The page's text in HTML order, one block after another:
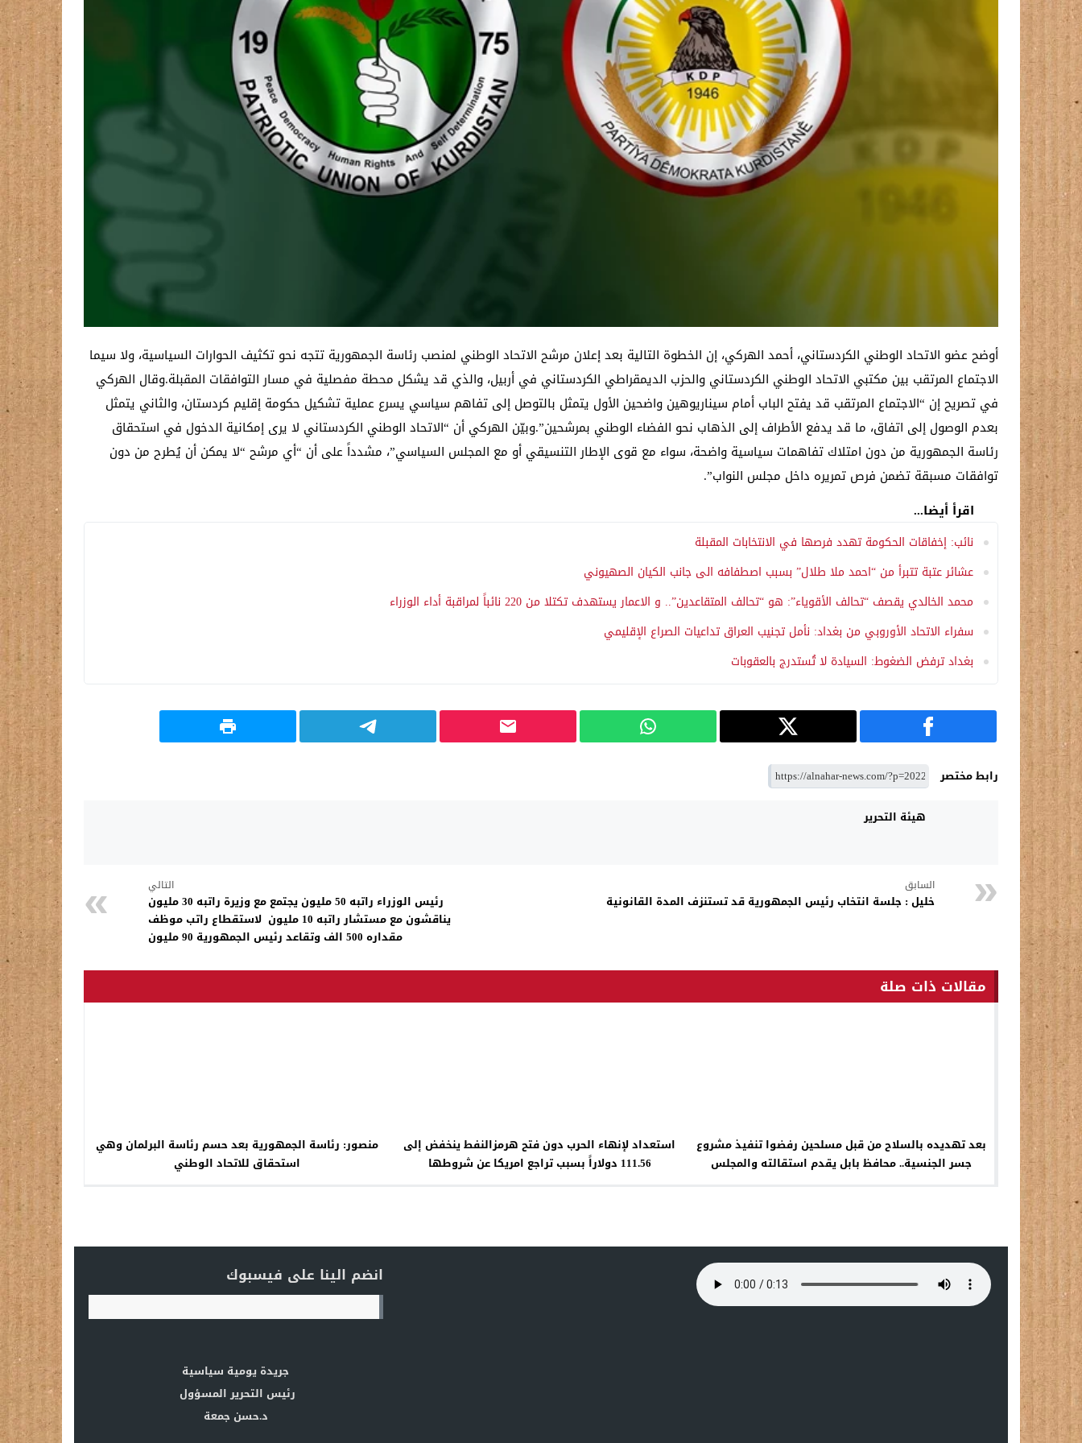
أوضح عضو الاتحاد الوطني الكردستاني، أحمد الهركي، إن الخطوة التالية بعد إعلان مرشح الاتحاد الوطني لمنصب رئاسة الجمهورية تتجه نحو تكثيف الحوارات السياسية، ولا سيما
الاجتماع المرتقب بين مكتبي الاتحاد الوطني الكردستاني والحزب الديمقراطي الكردستاني في أربيل، والذي قد يشكل محطة مفصلية في مسار التوافقات المقبلة.وقال الهركي
في تصريح إن “الاجتماع المرتقب قد يفتح الباب أمام سيناريوهين واضحين الأول يتمثل بالتوصل إلى تفاهم سياسي يسرع عملية تشكيل حكومة إقليم كردستان، والثاني يتمثل
بعدم الوصول إلى اتفاق، ما قد يدفع الأطراف إلى الذهاب نحو الفضاء الوطني بمرشحين”.وبيّن الهركي أن “الاتحاد الوطني الكردستاني لا يرى إمكانية الدخول في استحقاق
رئاسة الجمهورية من دون امتلاك تفاهمات سياسية واضحة، سواء مع قوى الإطار التنسيقي أو مع المجلس السياسي”، مشدداً على أن “أي مرشح “لا يمكن أن يُطرح من دون
توافقات مسبقة تضمن فرص تمريره داخل مجلس النواب”.
اقرأ أيضا...
نائب: إخفاقات الحكومة تهدد فرصها في الانتخابات المقبلة
عشائر عتبة تتبرأ من “احمد ملا طلال” بسبب اصطفافه الى جانب الكيان الصهيوني
محمد الخالدي يقصف “تحالف الأقوياء”: هو “تحالف المتقاعدين”.. و الاعمار يستهدف تكتلا من 220 نائباً لمراقبة أداء الوزراء
سفراء الاتحاد الأوروبي من بغداد: نأمل تجنيب العراق تداعيات الصراع الإقليمي
بغداد ترفض الضغوط: السيادة لا تُستدرج بالعقوبات
رابط مختصر
هيئة التحرير
السابق
خليل : جلسة انتخاب رئيس الجمهورية قد تستنزف المدة القانونية
التالي
رئيس الوزراء راتبه 50 مليون يجتمع مع وزيرة راتبه 30 مليون
يناقشون مع مستشار راتبه 10 مليون لاستقطاع راتب موظف
مقداره 500 الف وتقاعد رئيس الجمهورية 90 مليون
مقالات ذات صلة
بعد تهديده بالسلاح من قبل مسلحين رفضوا تنفيذ مشروع
جسر الجنسية.. محافظ بابل يقدم استقالته والمجلس
استعداد لإنهاء الحرب دون فتح هرمزالنفط ينخفض إلى
111.56 دولاراً بسبب تراجع امريكا عن شروطها
منصور: رئاسة الجمهورية بعد حسم رئاسة البرلمان وهي
استحقاق للاتحاد الوطني
انضم الينا على فيسبوك
جريدة يومية سياسية
رئيس التحرير المسؤول
د.حسن جمعة